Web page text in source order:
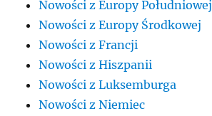
Nowości z Europy Południowej
Nowości z Europy Środkowej
Nowości z Francji
Nowości z Hiszpanii
Nowości z Luksemburga
Nowości z Niemiec